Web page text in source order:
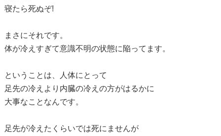
寝たら死ぬぞ!
まさにそれです。
体が冷えすぎて意識不明の状態に陥ってます。
ということは、人体にとって
足先の冷えより内臓の冷えの方がはるかに
大事なことなんです。
足先が冷えたくらいでは死にませんが